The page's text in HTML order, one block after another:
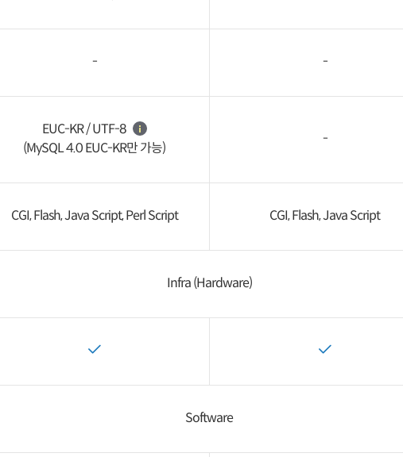
- -
EUC-KR / UTF-8
(MySQL 4.0 EUC-KR만 가능)
-
CGI, Flash, Java Script, Perl Script CGI, Flash, Java Script
Infra (Hardware)
Software